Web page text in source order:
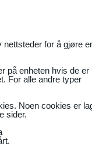
for å gjøre
på enheten hvis de er
For alle andre typer
Noen cookies er
sider.